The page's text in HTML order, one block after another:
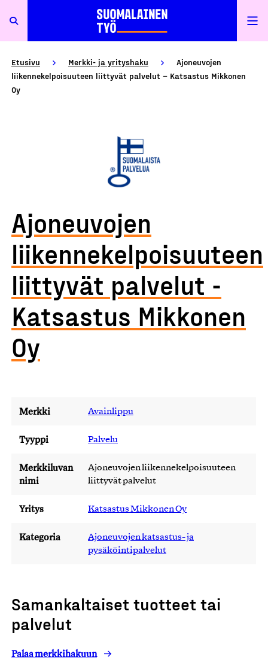
Etusivu Merkki- ja yrityshaku
Ajoneuvojen
liikennekelpoisuuteen liittyvät palvelut – Katsastus Mikkonen
Oy
Ajoneuvojen
liikennekelpoisuuteen
liittyvät palvelut -
Katsastus Mikkonen
Oy
Merkki Avainlippu
Tyyppi Palvelu
Merkkiluvan
nimi
Ajoneuvojen liikennekelpoisuuteen
liittyvät palvelut
Yritys Katsastus Mikkonen Oy
Kategoria
Ajoneuvojen katsastus- ja
pysäköintipalvelut
Samankaltaiset tuotteet tai
palvelut
Palaa merkkihakuun